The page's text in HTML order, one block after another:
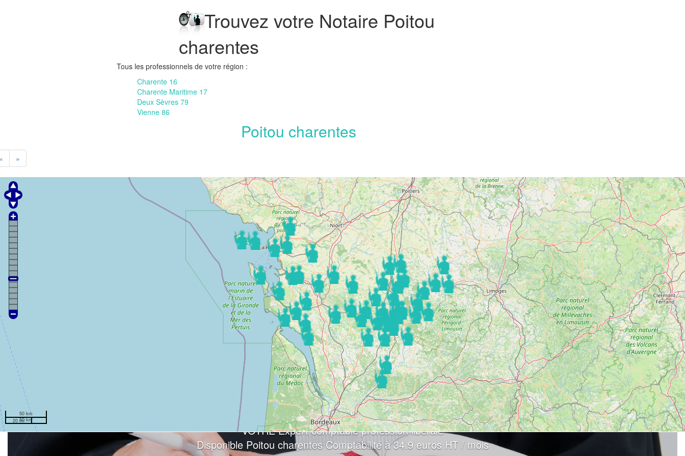
Trouvez votre Notaire Poitou
charentes
Tous les professionnels de votre région :
Charente 16
Charente Maritime 17
Deux Sèvres 79
Vienne 86
Poitou charentes
»
50 km
20 mi50 km
VOTRE Expert comptable profession libérale
Disponible Poitou charentes Comptabilité à 34.9 euros HT / mois